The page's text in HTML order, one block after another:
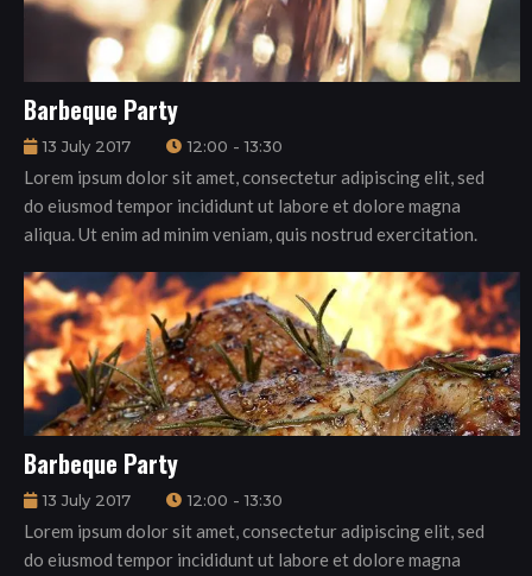
Barbeque Party
13 July 2017 12:00 - 13:30
Lorem ipsum dolor sit amet, consectetur adipiscing elit, sed
do eiusmod tempor incididunt ut labore et dolore magna
aliqua. Ut enim ad minim veniam, quis nostrud exercitation.
Barbeque Party
13 July 2017 12:00 - 13:30
Lorem ipsum dolor sit amet, consectetur adipiscing elit, sed
do eiusmod tempor incididunt ut labore et dolore magna